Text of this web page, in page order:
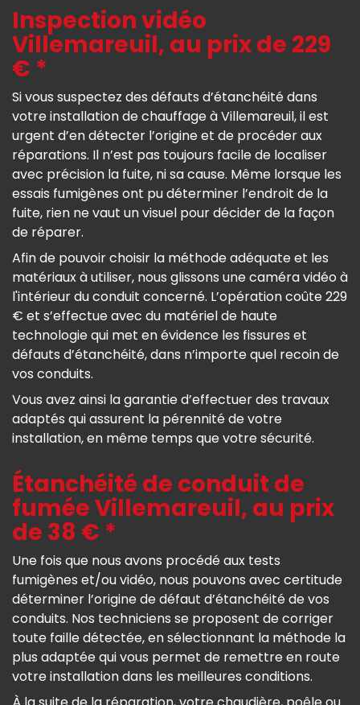
Inspection vidéo
Villemareuil, au prix de 229
€ *
Si vous suspectez des défauts d’étanchéité dans
votre installation de chauffage à Villemareuil, il est
urgent d’en détecter l’origine et de procéder aux
réparations. Il n’est pas toujours facile de localiser
avec précision la fuite, ni sa cause. Même lorsque les
essais fumigènes ont pu déterminer l’endroit de la
fuite, rien ne vaut un visuel pour décider de la façon
de réparer.
Afin de pouvoir choisir la méthode adéquate et les
matériaux à utiliser, nous glissons une caméra vidéo à
l'intérieur du conduit concerné. L’opération coûte 229
€ et s’effectue avec du matériel de haute
technologie qui met en évidence les fissures et
défauts d’étanchéité, dans n’importe quel recoin de
vos conduits.
Vous avez ainsi la garantie d’effectuer des travaux
adaptés qui assurent la pérennité de votre
installation, en même temps que votre sécurité.
Étanchéité de conduit de
fumée Villemareuil, au prix
de 38 € *
Une fois que nous avons procédé aux tests
fumigènes et/ou vidéo, nous pouvons avec certitude
déterminer l’origine de défaut d’étanchéité de vos
conduits. Nos techniciens se proposent de corriger
toute faille détectée, en sélectionnant la méthode la
plus adaptée qui vous permet de remettre en route
votre installation dans les meilleures conditions.